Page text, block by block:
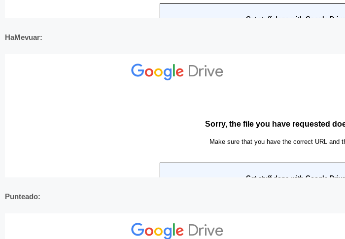
HaMevuar:
Punteado: